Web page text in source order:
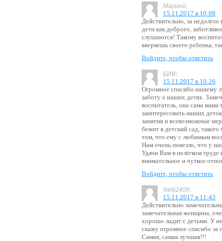
Марина:
15.11.2017 в 10:08
Действительно, за
дети как доброго,
слушаются! Такому
вверяешь своего ребенка,
Войдите, чтобы ответить
БИВ:
15.11.2017 в 10:26
Огромное спасибо нашему
заботу о наших детях.
воспитатель, она сама мама
заинтересовать наших
занятия и всевозможные
бежит в детский сад,
том, что ему с любимым
Нам очень повезло, что у
Удачи Вам в нелёгком
внимательное и чуткое
Войдите, чтобы ответить
Nelli2409:
15.11.2017 в 11:43
Действительно
замечательная женщина,
хорошо ладит с детьми. У
скажу огромное спасибо за
Самая, самая лучшая!!!